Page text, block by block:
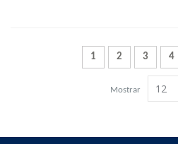
Página
Actualmente estás
1 Página
2 Página
3 4
Mostrar